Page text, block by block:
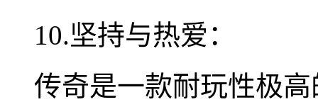
10.坚持与热爱：
传奇是一款耐玩性极